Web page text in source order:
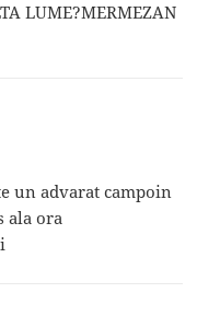
LUME?MERMEZAN
un advarat campoin
ala ora